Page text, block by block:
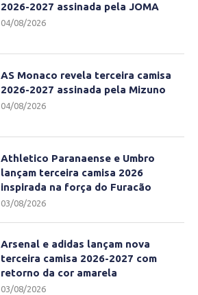
2026-2027 assinada pela JOMA
04/08/2026
AS Monaco revela terceira camisa
2026-2027 assinada pela Mizuno
04/08/2026
Athletico Paranaense e Umbro
lançam terceira camisa 2026
inspirada na força do Furacão
03/08/2026
Arsenal e adidas lançam nova
terceira camisa 2026-2027 com
retorno da cor amarela
03/08/2026